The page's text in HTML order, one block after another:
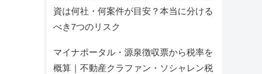
資は何社・何案件が目安？本当に分ける
べき7つのリスク
マイナポータル・源泉徴収票から税率を
概算｜不動産クラファン・ソシャレン税